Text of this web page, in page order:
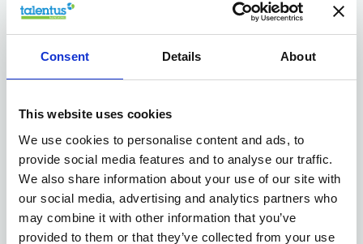
Consent Details About
This website uses cookies
We use cookies to personalise content and ads, to
provide social media features and to analyse our traffic.
We also share information about your use of our site with
our social media, advertising and analytics partners who
may combine it with other information that you’ve
provided to them or that they’ve collected from your use
Jouw profiel
controller ?
gelijkgesteld door ervaring;
Je hebt kennis van Excell (draaitabellen,...)
Je kan zelfstandig werken en je hebt een hands-on
en oplossingsgerichte houding;
Je houdt van netheid en orde en je hebt oog voor
detail;